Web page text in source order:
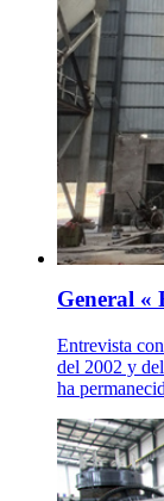
General «
Entrevista
del 2002 y
ha